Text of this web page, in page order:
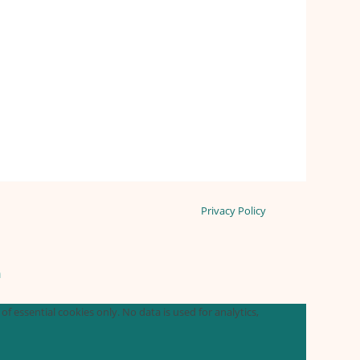
Privacy Policy
essential cookies only. No data is used for analytics,